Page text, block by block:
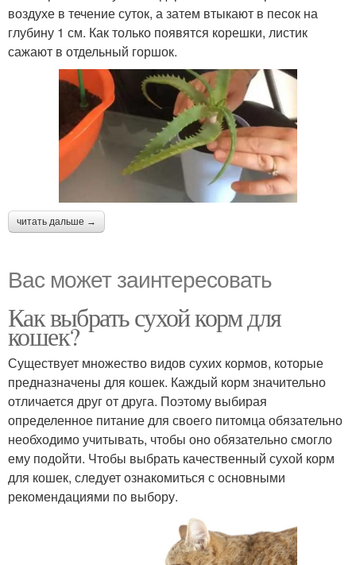
воздухе в течение суток, а затем втыкают в песок на
глубину 1 см. Как только появятся корешки, листик
сажают в отдельный горшок.
читать дальше →
Вас может заинтересовать
Как выбрать сухой корм для
кошек?
Существует множество видов сухих кормов, которые
предназначены для кошек. Каждый корм значительно
отличается друг от друга. Поэтому выбирая
определенное питание для своего питомца обязательно
необходимо учитывать, чтобы оно обязательно смогло
ему подойти. Чтобы выбрать качественный сухой корм
для кошек, следует ознакомиться с основными
рекомендациями по выбору.